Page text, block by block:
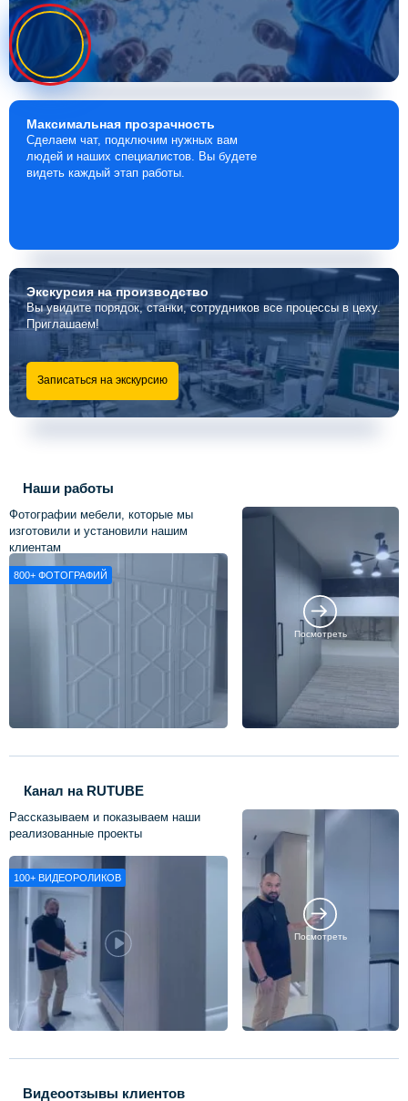
Максимальная прозрачность
Сделаем чат, подключим нужных вам
людей и наших специалистов. Вы будете
видеть каждый этап работы.
Экскурсияна производство
Вы увидите порядок, станки, сотрудников все процессы в цеху.
Приглашаем!
Записаться на экскурсию
Наши работы
Фотографии мебели, которые мы
изготовили и установили нашим
клиентам
800+ ФОТОГРАФИЙ
Посмотреть
Канал на RUTUBE
Рассказываем и показываем наши
реализованные проекты
100+ ВИДЕОРОЛИКОВ
Посмотреть
Видеоотзывы клиентов